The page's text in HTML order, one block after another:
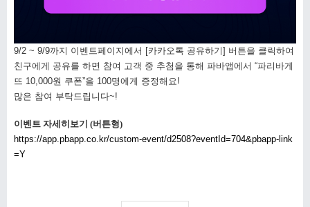
9/2 ~ 9/9까지 이벤트페이지에서 [카카오톡 공유하기] 버튼을 클릭하여
친구에게 공유를 하면 참여 고객 중 추첨을 통해 파바앱에서 “파리바게
뜨 10,000원 쿠폰”을 100명에게 증정해요!
많은 참여 부탁드립니다~!
이벤트 자세히보기 (버튼형)
https://app.pbapp.co.kr/custom-event/d2508?eventId=704&pbapp-link
=Y